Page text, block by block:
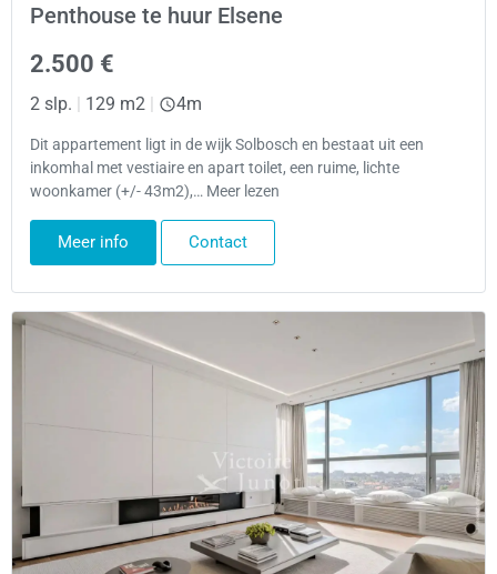
Penthouse te huur Elsene
2.500 €
2 slp. | 129 m2 | 4m
Dit appartement ligt in de wijk Solbosch en bestaat uit een
inkomhal met vestiaire en apart toilet, een ruime, lichte
woonkamer (+/- 43m2),… Meer lezen
Meer info Contact